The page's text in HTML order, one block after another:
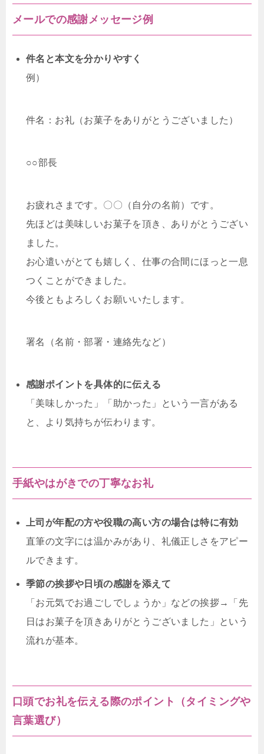
メールでの感謝メッセージ例
件名と本文を分かりやすく
例）
件名：お礼（お菓子をありがとうございました）
○○部長
お疲れさまです。〇〇（自分の名前）です。
先ほどは美味しいお菓子を頂き、ありがとうござい
ました。
お心遣いがとても嬉しく、仕事の合間にほっと一息
つくことができました。
今後ともよろしくお願いいたします。
署名（名前・部署・連絡先など）
感謝ポイントを具体的に伝える
「美味しかった」「助かった」という一言がある
と、より気持ちが伝わります。
手紙やはがきでの丁寧なお礼
上司が年配の方や役職の高い方の場合は特に有効
直筆の文字には温かみがあり、礼儀正しさをアピー
ルできます。
季節の挨拶や日頃の感謝を添えて
「お元気でお過ごしでしょうか」などの挨拶→「先
日はお菓子を頂きありがとうございました」という
流れが基本。
口頭でお礼を伝える際のポイント（タイミングや
言葉選び）